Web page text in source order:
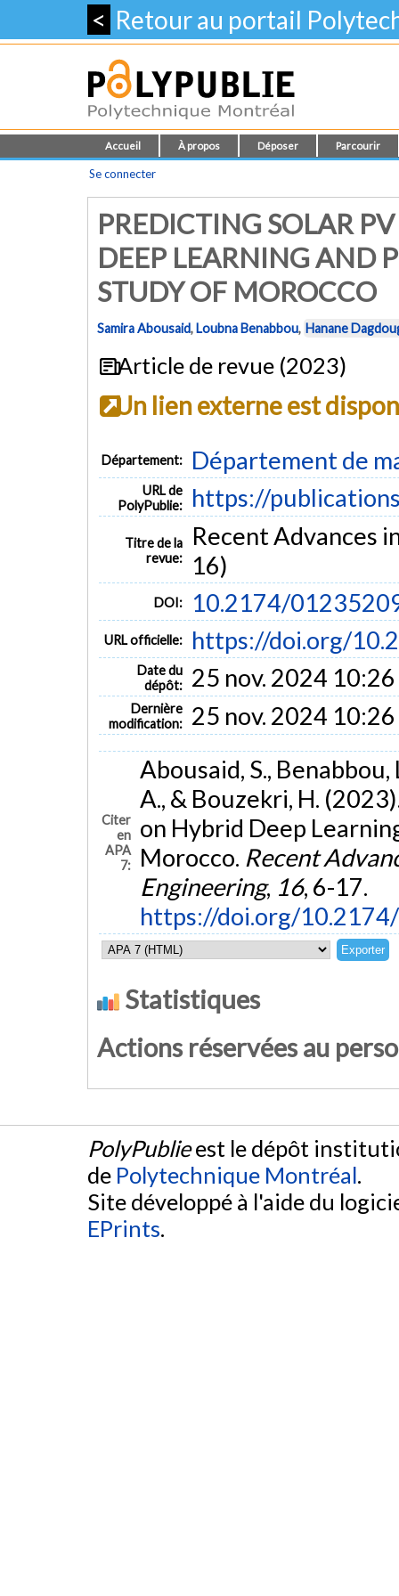
< Retour au portail
Accueil À propos Déposer Parcourir
Se connecter
PREDICTING SOLAR
DEEP LEARNING AND
STUDY OF MOROCCO
Samira Abousaid,Loubna Benabbou, Hanane
Article de revue (2023)
Un lien externe est
Département: Département de
URL de
PolyPublie:
https://
Titre de la
revue:
Recent Advances
16)
DOI: 10.2174/
URL officielle: https://doi.org/
Date du
dépôt:
25 nov. 2024 10:26
Dernière
modification:
25 nov. 2024 10:26
Citer
en
APA
7:
Abousaid, S.,
A., & Bouzekri, H.
on Hybrid Deep
Morocco. Recent
Engineering, 16, 6-17.
https://doi.org/
Statistiques
Actions réservées au
PolyPublieest le dépôt
de Polytechnique Montréal.
Site développé à l'aide du
EPrints.